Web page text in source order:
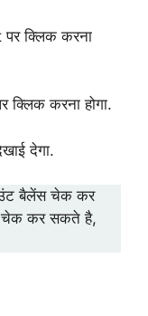
क्लिक करना
करना होगा.
देगा.
बैलेंस चेक कर
चेक कर सकते है,